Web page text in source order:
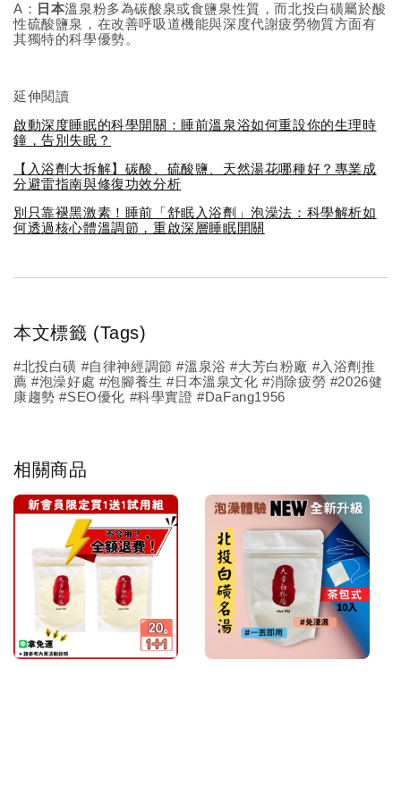
A： 日本溫泉粉多為碳酸泉或食鹽泉性質，而北投白磺屬於酸
性硫酸鹽泉，在改善呼吸道機能與深度代謝疲勞物質方面有
其獨特的科學優勢。
延伸閱讀
啟動深度睡眠的科學開關：睡前溫泉浴如何重設你的生理時
鐘，告別失眠？
【入浴劑大拆解】碳酸、硫酸鹽、天然湯花哪種好？專業成
分避雷指南與修復功效分析
別只靠褪黑激素！睡前「舒眠入浴劑」泡澡法：科學解析如
何透過核心體溫調節，重啟深層睡眠開關
本文標籤 (Tags)
#北投白磺 #自律神經調節 #溫泉浴 #大芳白粉廠 #入浴劑推
薦 #泡澡好處 #泡腳養生 #日本溫泉文化 #消除疲勞 #2026健
康趨勢 #SEO優化 #科學實證 #DaFang1956
相關商品